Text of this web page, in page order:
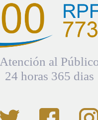
Atención al
24 horas 365 dias